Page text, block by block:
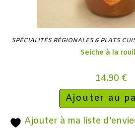
SPÉCIALITÉS RÉGIONALES & PLATS
Seiche à la
14.90 €
Ajouter au
Ajouter à ma liste